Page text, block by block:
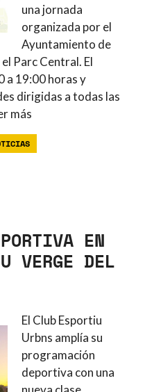
una jornada
organizada por el
Ayuntamiento de
Parc Central. El
a 19:00 horas y
dirigidas a todas las
más
EN
VERGE DEL
El Club Esportiu
Urbns amplía su
programación
deportiva con una